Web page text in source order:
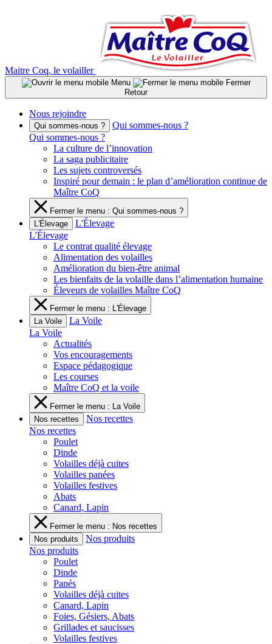
Maitre Coq, le volailler
Menu
Fermer
Retour
Nous rejoindre
Qui sommes-nous ?
Qui sommes-nous ?
Qui sommes-nous ?
La culture de l’innovation
La saga publicitaire
Les sujets controversés
Inspiré pour demain : le plan d’amélioration continue de
Maître CoQ
Fermer le menu : Qui sommes-nous ?
L'Élevage
L'Élevage
L'Élevage
Le contrat qualité élevage
Alimentation des volailles
Amélioration du bien-être animal
Les bienfaits de la volaille dans l’alimentation humaine
Éleveurs de volailles Maître CoQ
Fermer le menu : L'Élevage
La Voile
La Voile
La Voile
Actualités
Vos encouragements
Espace pédagogique
Les courses
Maître CoQ et la voile
Fermer le menu : La Voile
Nos recettes
Nos recettes
Nos recettes
Poulet
Dinde
Volailles déjà cuites
Volailles panées
Volailles festives
Abats
Canard, Lapin
Fermer le menu : Nos recettes
Nos produits
Nos produits
Nos produits
Poulet
Dinde
Panés
Volailles déjà cuites
Canard, Lapin
Foies, Gésiers, Abats
Grillades et saucisses
Volailles festives